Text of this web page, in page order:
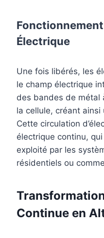
Électrique
Une fois libérés, les
le champ électrique
des bandes de métal
la cellule, créant
Cette circulation
électrique continu,
exploité par les
résidentiels ou
Continue en